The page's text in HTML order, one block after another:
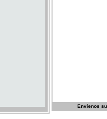
Envíenos